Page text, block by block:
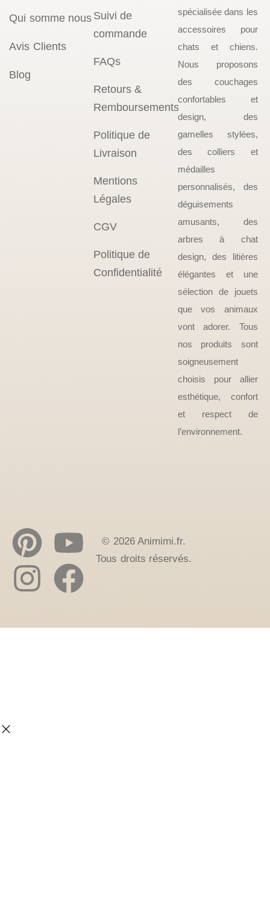
Qui somme nous
Avis Clients
Blog
Suivi de
commande
FAQs
Retours &
Remboursements
Politique de
Livraison
Mentions
Légales
CGV
Politique de
Confidentialité
spécialisée dans les
accessoires pour
chats et chiens.
Nous proposons
des couchages
confortables et
design, des
gamelles stylées,
des colliers et
médailles
personnalisés, des
déguisements
amusants, des
arbres à chat
design, des litières
élégantes et une
sélection de jouets
que vos animaux
vont adorer. Tous
nos produits sont
soigneusement
choisis pour allier
esthétique, confort
et respect de
l’environnement.
© 2026 Animimi.fr.
Tous droits réservés.